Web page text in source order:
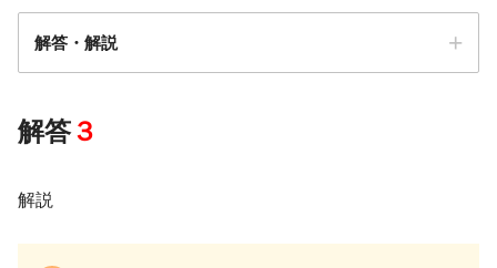
解答・解説
解答３
解説